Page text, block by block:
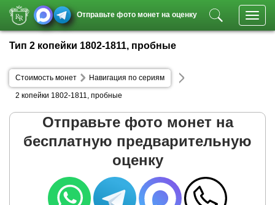
Отправьте фото монет на оценку
Тип 2 копейки 1802-1811, пробные
Стоимость монет Навигация по сериям
2 копейки 1802-1811, пробные
Отправьте фото монет на
бесплатную предварительную
оценку